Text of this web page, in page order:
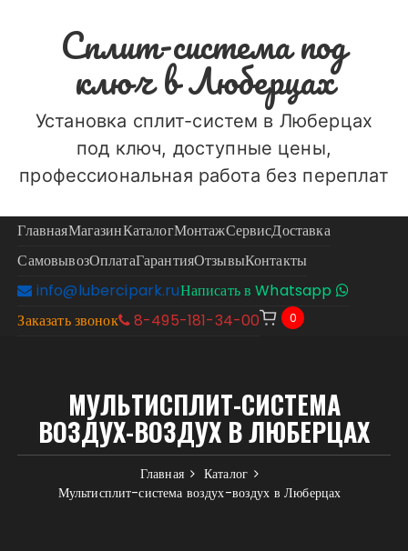
содержимомуСплит-система под
ключ в Люберцах
Установка сплит-систем в Люберцах
под ключ, доступные цены,
профессиональная работа без переплат
ГлавнаяМагазинКаталогМонтажСервисДоставка
СамовывозОплатаГарантияОтзывыКонтакты
info@lubercipark.ruНаписать в Whatsapp
Заказать звонок
8-495-181-34-00 0
МУЛЬТИСПЛИТ-СИСТЕМА
ВОЗДУХ-ВОЗДУХ В ЛЮБЕРЦАХ
Главная
Каталог
Мультисплит-система воздух-воздух в Люберцах